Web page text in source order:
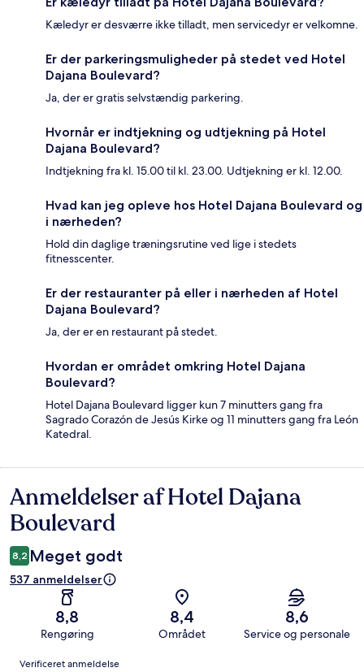
Kæledyr er desværre ikke tilladt, men servicedyr er velkomne.
Er der parkeringsmuligheder på stedet ved Hotel
Dajana Boulevard?
Ja, der er gratis selvstændig parkering.
Hvornår er indtjekning og udtjekning på Hotel
Dajana Boulevard?
Indtjekning fra kl. 15.00 til kl. 23.00. Udtjekning er kl. 12.00.
Hvad kan jeg opleve hos Hotel Dajana Boulevard og
i nærheden?
Hold din daglige træningsrutine ved lige i stedets
fitnesscenter.
Er der restauranter på eller i nærheden af Hotel
Dajana Boulevard?
Ja, der er en restaurant på stedet.
Hvordan er området omkring Hotel Dajana
Boulevard?
Hotel Dajana Boulevard ligger kun 7 minutters gang fra
Sagrado Corazón de Jesús Kirke og 11 minutters gang fra León
Katedral.
Anmeldelser
Anmeldelser af Hotel Dajana
Boulevard
8,2 Meget godt
537 anmeldelser
8,8
Rengøring
8,4
Området
8,6
Service og personale
Anmeldelser
Verificeret anmeldelse